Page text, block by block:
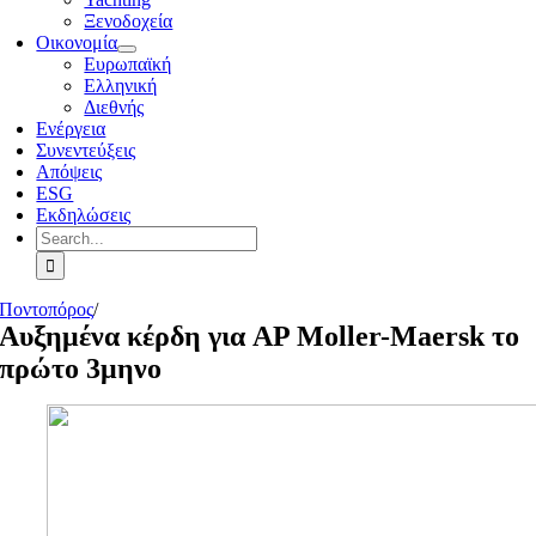
Ξενοδοχεία
Οικονομία
Ευρωπαϊκή
Ελληνική
Διεθνής
Ενέργεια
Συνεντεύξεις
Απόψεις
ESG
Εκδηλώσεις
Search
for:
Ποντοπόρος/
Αυξημένα κέρδη για AP Moller-Maersk το
πρώτο 3μηνο